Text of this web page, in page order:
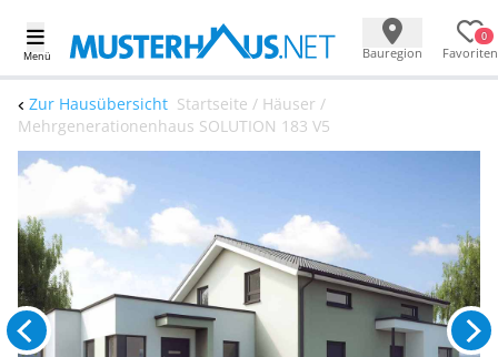
Menü Bauregion
0
Favoriten
Zur Hausübersicht Startseite / Häuser /
Mehrgenerationenhaus SOLUTION 183 V5